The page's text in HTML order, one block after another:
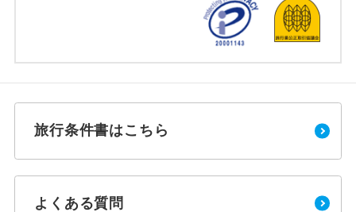
旅行条件書はこちら
よくある質問